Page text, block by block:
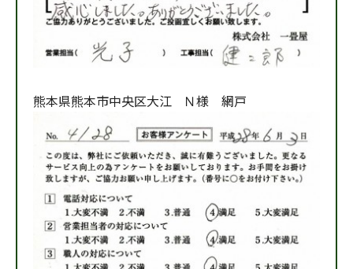
熊本県熊本市中央区大江 Ｎ様 網戸